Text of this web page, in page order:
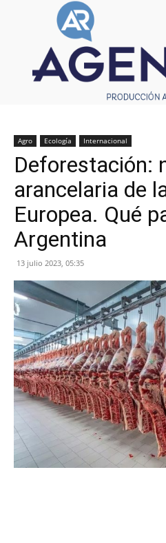
Agro Ecología Internacional
Deforestación:
arancelaria de
Europea. Qué
Argentina
13 julio 2023, 05:35